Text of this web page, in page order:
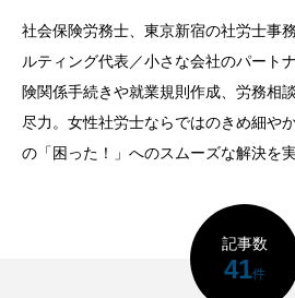
社会保険労務士、東京新宿の社労士
ルティング代表／小さな会社のパート
険関係手続きや就業規則作成、労務相
尽力。女性社労士ならではのきめ細や
の「困った！」へのスムーズな解決を実
記事数
41件